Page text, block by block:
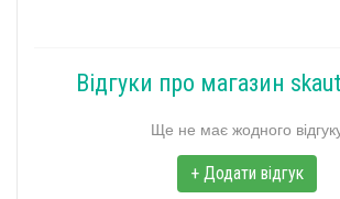
Відгуки про магазин
Ще не має жодного
+ Додати відгук